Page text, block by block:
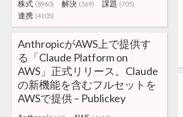
株式 (8960) 解決 (569) 課題 (705)
連携 (4105)
AnthropicがAWS上で提供す
る「Claude Platform on
AWS」正式リリース。Claude
の新機能を含むフルセットを
AWSで提供 – Publickey